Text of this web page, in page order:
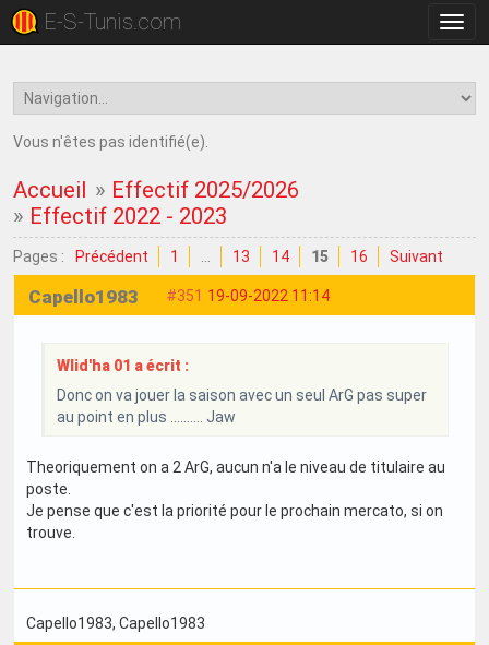
la
E-S-Tunis.com
Vous n'êtes pas identifié(e).
Accueil » Effectif 2025/2026
» Effectif 2022 - 2023
Pages : Précédent 1 13 14 15 16 Suivant
#351 19-09-2022 11:14
Capello1983
Wlid'ha 01 a écrit :
Donc on va jouer la saison avec un seul ArG pas super
au point en plus .......... Jaw
Theoriquement on a 2 ArG, aucun n'a le niveau de titulaire au
poste.
Je pense que c'est la priorité pour le prochain mercato, si on
trouve.
Capello1983, Capello1983